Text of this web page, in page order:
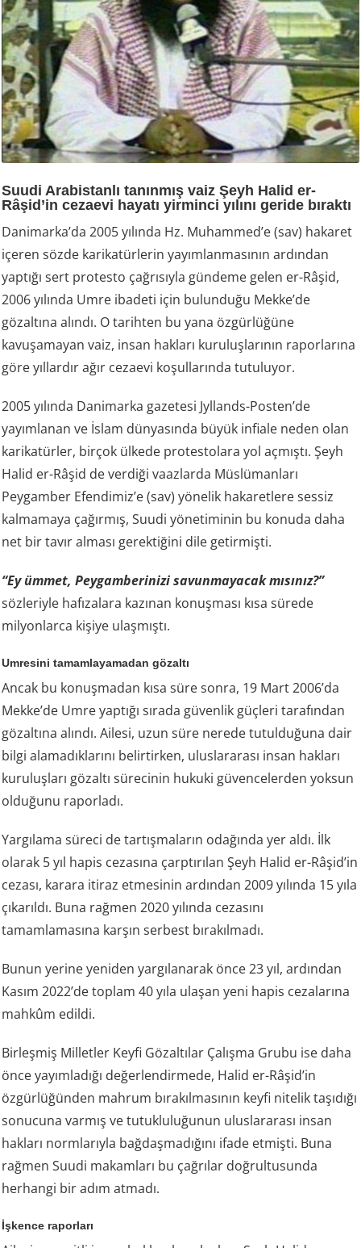
Suudi Arabistanlı tanınmış vaiz Şeyh Halid er-
Râşid’in cezaevi hayatı yirminci yılını geride bıraktı
Danimarka’da 2005 yılında Hz. Muhammed’e (sav) hakaret
içeren sözde karikatürlerin yayımlanmasının ardından
yaptığı sert protesto çağrısıyla gündeme gelen er-Râşid,
2006 yılında Umre ibadeti için bulunduğu Mekke’de
gözaltına alındı. O tarihten bu yana özgürlüğüne
kavuşamayan vaiz, insan hakları kuruluşlarının raporlarına
göre yıllardır ağır cezaevi koşullarında tutuluyor.
2005 yılında Danimarka gazetesi Jyllands-Posten’de
yayımlanan ve İslam dünyasında büyük infiale neden olan
karikatürler, birçok ülkede protestolara yol açmıştı. Şeyh
Halid er-Râşid de verdiği vaazlarda Müslümanları
Peygamber Efendimiz’e (sav) yönelik hakaretlere sessiz
kalmamaya çağırmış, Suudi yönetiminin bu konuda daha
net bir tavır alması gerektiğini dile getirmişti.
“Ey ümmet, Peygamberinizi savunmayacak mısınız?”
sözleriyle hafızalara kazınan konuşması kısa sürede
milyonlarca kişiye ulaşmıştı.
Umresini tamamlayamadan gözaltı
Ancak bu konuşmadan kısa süre sonra, 19 Mart 2006’da
Mekke’de Umre yaptığı sırada güvenlik güçleri tarafından
gözaltına alındı. Ailesi, uzun süre nerede tutulduğuna dair
bilgi alamadıklarını belirtirken, uluslararası insan hakları
kuruluşları gözaltı sürecinin hukuki güvencelerden yoksun
olduğunu raporladı.
Yargılama süreci de tartışmaların odağında yer aldı. İlk
olarak 5 yıl hapis cezasına çarptırılan Şeyh Halid er-Râşid’in
cezası, karara itiraz etmesinin ardından 2009 yılında 15 yıla
çıkarıldı. Buna rağmen 2020 yılında cezasını
tamamlamasına karşın serbest bırakılmadı.
Bunun yerine yeniden yargılanarak önce 23 yıl, ardından
Kasım 2022’de toplam 40 yıla ulaşan yeni hapis cezalarına
mahkûm edildi.
Birleşmiş Milletler Keyfi Gözaltılar Çalışma Grubu ise daha
önce yayımladığı değerlendirmede, Halid er-Râşid’in
özgürlüğünden mahrum bırakılmasının keyfi nitelik taşıdığı
sonucuna varmış ve tutukluluğunun uluslararası insan
hakları normlarıyla bağdaşmadığını ifade etmişti. Buna
rağmen Suudi makamları bu çağrılar doğrultusunda
herhangi bir adım atmadı.
İşkence raporları